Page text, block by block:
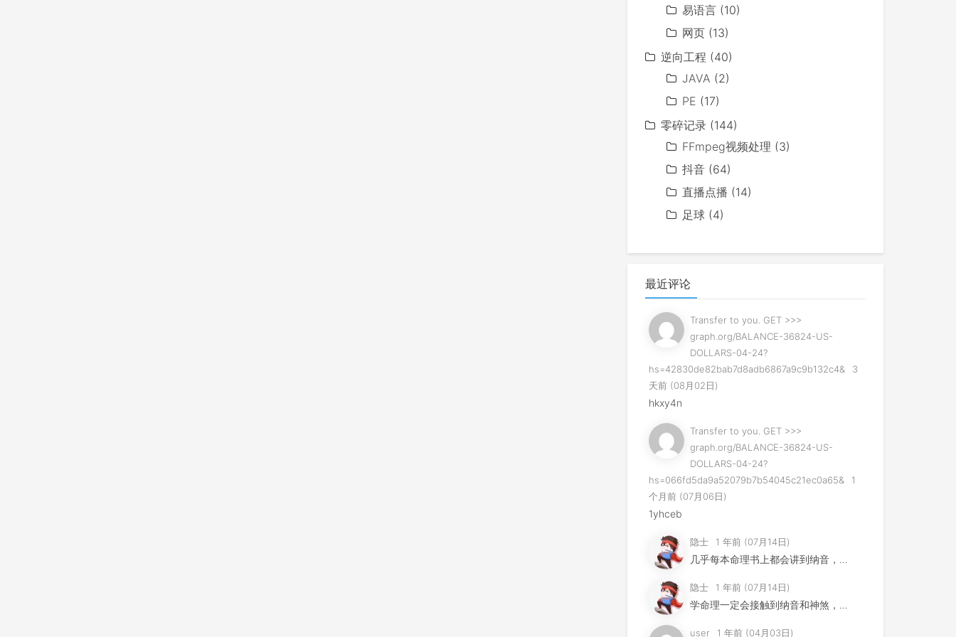
易语言 (10)
网页 (13)
逆向工程 (40)
JAVA (2)
PE (17)
零碎记录 (144)
FFmpeg视频处理 (3)
抖音 (64)
直播点播 (14)
足球 (4)
最近评论
Transfer to you. GET >>>
graph.org/BALANCE-36824-US-
DOLLARS-04-24?
hs=42830de82bab7d8adb6867a9c9b132c4&
3
天前 (08月02日)
hkxy4n
Transfer to you. GET >>>
graph.org/BALANCE-36824-US-
DOLLARS-04-24?
hs=066fd5da9a52079b7b54045c21ec0a65&
1
个月前 (07月06日)
1yhceb
隐士 1 年前 (07月14日)
几乎每本命理书上都会讲到纳音，但是其用法早已失传，许多易学家...
隐士 1 年前 (07月14日)
学命理一定会接触到纳音和神煞，这节不是要讲纳音神煞，而是要告...
user 1 年前 (04月03日)